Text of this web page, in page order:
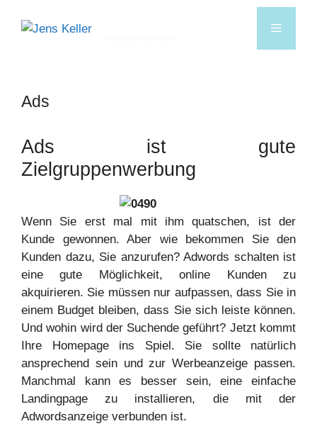
Ads
Ads ist gute
Zielgruppenwerbung
Wenn Sie erst mal mit ihm quatschen, ist der
Kunde gewonnen. Aber wie bekommen Sie den
Kunden dazu, Sie anzurufen? Adwords schalten ist
eine gute Möglichkeit, online Kunden zu
akquirieren. Sie müssen nur aufpassen, dass Sie in
einem Budget bleiben, dass Sie sich leiste können.
Und wohin wird der Suchende geführt? Jetzt kommt
Ihre Homepage ins Spiel. Sie sollte natürlich
ansprechend sein und zur Werbeanzeige passen.
Manchmal kann es besser sein, eine einfache
Landingpage zu installieren, die mit der
Adwordsanzeige verbunden ist.